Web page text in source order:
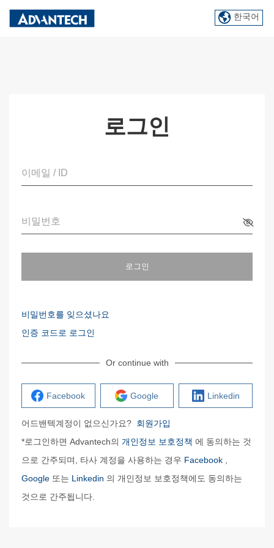
한국어
로그인
이메일 / ID
비밀번호
로그인
비밀번호를 잊으셨나요
인증 코드로 로그인
Or continue with
Facebook Google Linkedin
어드밴텍계정이 없으신가요? 회원가입
*로그인하면 Advantech의 개인정보 보호정책 에 동의하는 것
으로 간주되며, 타사 계정을 사용하는 경우 Facebook
Google 또는 Linkedin 의 개인정보 보호정책에도 동의하는
것으로 간주됩니다.